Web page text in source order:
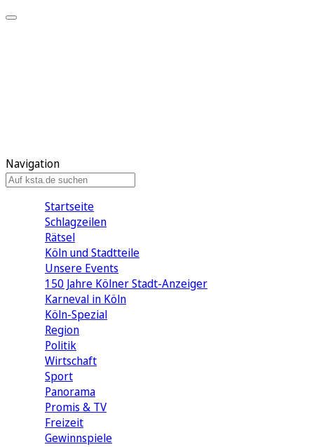
Navigation
Startseite
Schlagzeilen
Rätsel
Köln und Stadtteile
Unsere Events
150 Jahre Kölner Stadt-Anzeiger
Karneval in Köln
Köln-Spezial
Region
Politik
Wirtschaft
Sport
Panorama
Promis & TV
Freizeit
Gewinnspiele